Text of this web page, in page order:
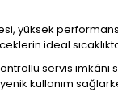
ideal
servis
kullanım